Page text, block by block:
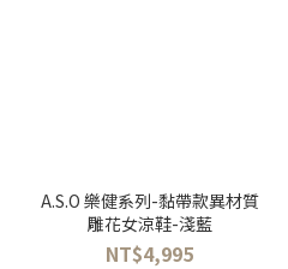
A.S.O 樂健系列-黏帶款異材質
雕花女涼鞋-淺藍
NT$4,995